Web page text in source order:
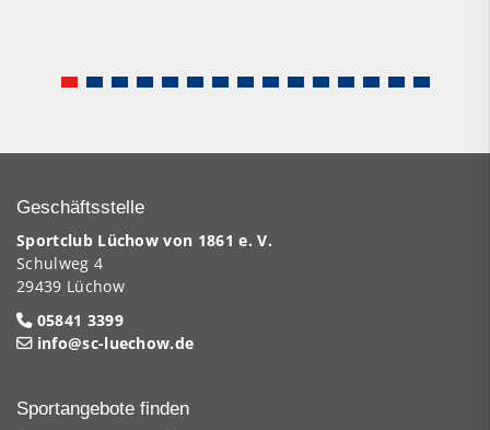
Geschäftsstelle
Sportclub Lüchow von 1861 e. V.
Schulweg 4
29439 Lüchow
05841 3399
info@sc-luechow.de
Sportangebote finden